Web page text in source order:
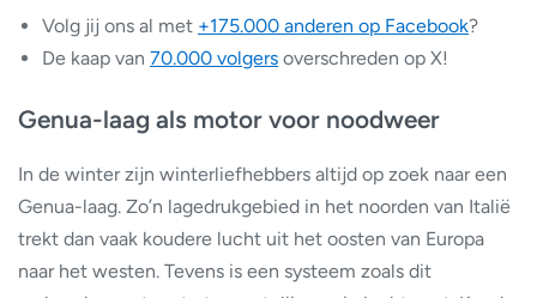
Volg jij ons al met +175.000 anderen op Facebook?
De kaap van 70.000 volgers overschreden op X!
Genua-laag als motor voor noodweer
In de winter zijn winterliefhebbers altijd op zoek naar een
Genua-laag. Zo’n lagedrukgebied in het noorden van Italië
trekt dan vaak koudere lucht uit het oosten van Europa
naar het westen. Tevens is een systeem zoals dit